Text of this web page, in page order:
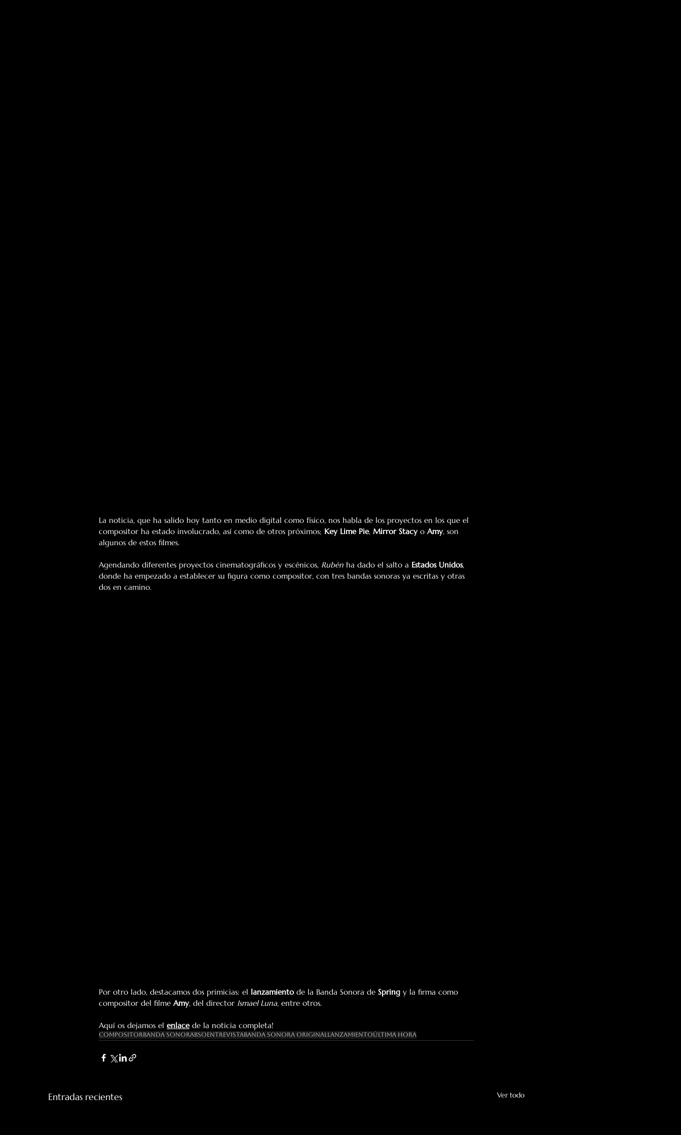
La noticia, que ha salido hoy tanto en medio digital como físico, nos habla de los proyectos en los que el
compositor ha estado involucrado, así como de otros próximos; Key Lime Pie, Mirror Stacy o Amy, son
algunos de estos filmes.
Agendando diferentes proyectos cinematográficos y escénicos, Rubén ha dado el salto a Estados Unidos,
donde ha empezado a establecer su figura como compositor, con tres bandas sonoras ya escritas y otras
dos en camino.
Por otro lado, destacamos dos primicias: el lanzamiento de la Banda Sonora de Spring y la firma como
compositor del filme Amy, del director Ismael Luna, entre otros.
Aquí os dejamos el enlace de la noticia completa!
CompositorBanda SonoraBSOEntrevistaBanda Sonora OriginalLanzamientoÚltima Hora
Entradas recientes Ver todo